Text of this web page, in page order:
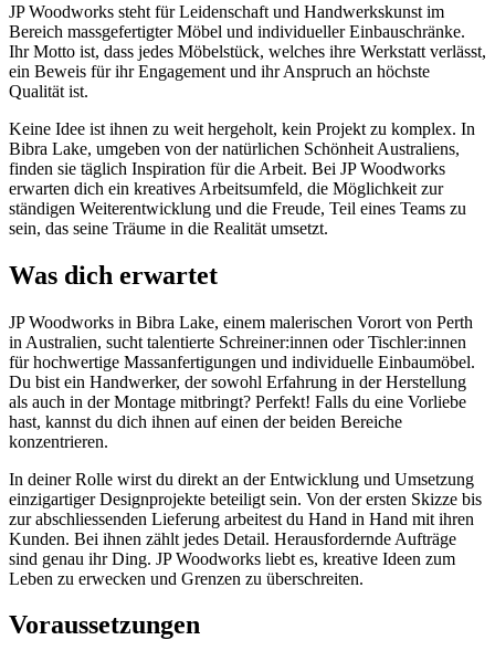
JP Woodworks steht für Leidenschaft und Handwerkskunst im
Bereich massgefertigter Möbel und individueller Einbauschränke.
Ihr Motto ist, dass jedes Möbelstück, welches ihre Werkstatt verlässt,
ein Beweis für ihr Engagement und ihr Anspruch an höchste
Qualität ist.
Keine Idee ist ihnen zu weit hergeholt, kein Projekt zu komplex. In
Bibra Lake, umgeben von der natürlichen Schönheit Australiens,
finden sie täglich Inspiration für die Arbeit. Bei JP Woodworks
erwarten dich ein kreatives Arbeitsumfeld, die Möglichkeit zur
ständigen Weiterentwicklung und die Freude, Teil eines Teams zu
sein, das seine Träume in die Realität umsetzt.
Was dich erwartet
JP Woodworks in Bibra Lake, einem malerischen Vorort von Perth
in Australien, sucht talentierte Schreiner:innen oder Tischler:innen
für hochwertige Massanfertigungen und individuelle Einbaumöbel.
Du bist ein Handwerker, der sowohl Erfahrung in der Herstellung
als auch in der Montage mitbringt? Perfekt! Falls du eine Vorliebe
hast, kannst du dich ihnen auf einen der beiden Bereiche
konzentrieren.
In deiner Rolle wirst du direkt an der Entwicklung und Umsetzung
einzigartiger Designprojekte beteiligt sein. Von der ersten Skizze bis
zur abschliessenden Lieferung arbeitest du Hand in Hand mit ihren
Kunden. Bei ihnen zählt jedes Detail. Herausfordernde Aufträge
sind genau ihr Ding. JP Woodworks liebt es, kreative Ideen zum
Leben zu erwecken und Grenzen zu überschreiten.
Voraussetzungen